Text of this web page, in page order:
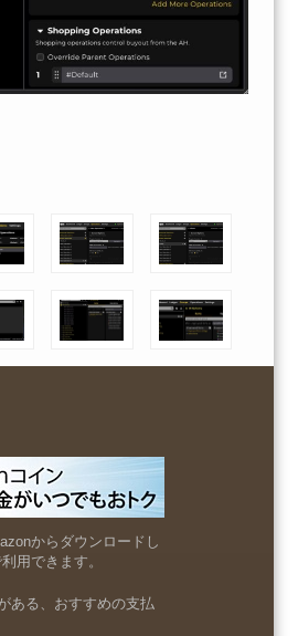
からダウンロードし
用できます。
ある、おすすめの支払